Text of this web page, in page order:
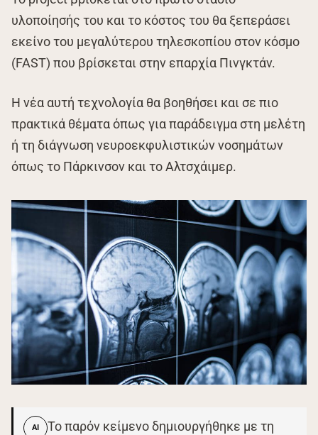
υλοποίησής του και το κόστος του θα ξεπεράσει
εκείνο του μεγαλύτερου τηλεσκοπίου στον κόσμο
(FAST) που βρίσκεται στην επαρχία Πινγκτάν.
Η νέα αυτή τεχνολογία θα βοηθήσει και σε πιο
πρακτικά θέματα όπως για παράδειγμα στη μελέτη
ή τη διάγνωση νευροεκφυλιστικών νοσημάτων
όπως το Πάρκινσον και το Αλτσχάιμερ.
AI
Το παρόν κείμενο δημιουργήθηκε με τη